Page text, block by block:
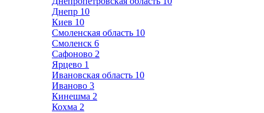
Днепр 10
Киев 10
Смоленская область 10
Смоленск 6
Сафоново 2
Ярцево 1
Ивановская область 10
Иваново 3
Кинешма 2
Кохма 2